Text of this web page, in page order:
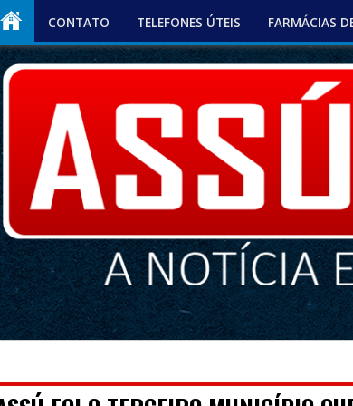
CONTATO TELEFONES ÚTEIS FARMÁCIAS